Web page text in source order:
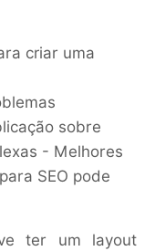
criar uma
sobre
- Melhores
SEO pode
ter um layout